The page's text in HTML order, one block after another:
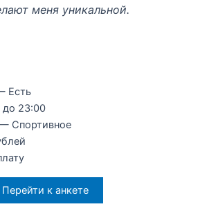
меня уникальной.
Есть
23:00
Спортивное
Перейти к анкете